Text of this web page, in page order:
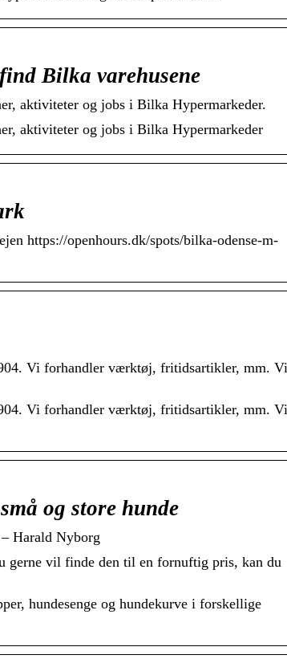
Bilka varehusene
aktiviteter og jobs i Bilka Hypermarkeder.
aktiviteter og jobs i Bilka Hypermarkeder
https://openhours.dk/spots/bilka-odense-m-
Vi forhandler værktøj, fritidsartikler, mm. Vi
Vi forhandler værktøj, fritidsartikler, mm. Vi
og store hunde
Harald Nyborg
gerne vil finde den til en fornuftig pris, kan du
hundesenge og hundekurve i forskellige